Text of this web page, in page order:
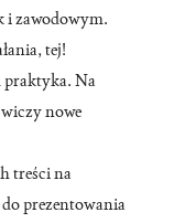
i zawodowym.
tej!
praktyka. Na
nowe
treści na
prezentowania